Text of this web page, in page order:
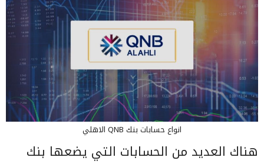
انواع حسابات بنك QNB الاهلي
هناك العديد من الحسابات التي يضعها بنك